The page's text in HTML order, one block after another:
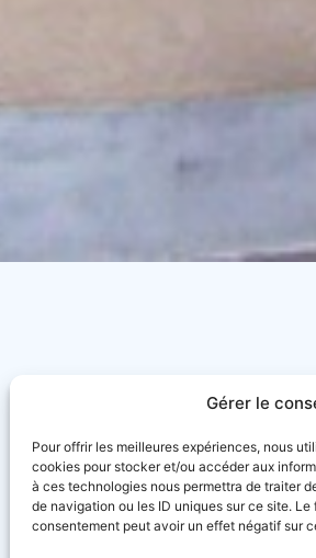
Gérer le
Pour offrir les meilleures expériences, nous
cookies pour stocker et/ou accéder aux
à ces technologies nous permettra de traiter
de navigation ou les ID uniques sur ce site.
consentement peut avoir un effet négatif sur
Vous
pour la